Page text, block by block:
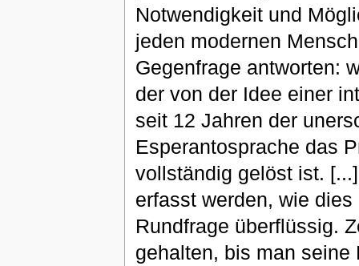
Notwendigkeit und
jeden modernen
Gegenfrage antworten:
der von der Idee einer
seit 12 Jahren der
Esperantosprache das
vollständig gelöst ist.
erfasst werden, wie
Rundfrage überflüssig.
gehalten, bis man seine